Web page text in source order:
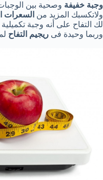
وجبة خفيفة وصحية بين
ولاتكسبك المزيد من السعرات
لك التفاح على أنه وجبة
وربما وحيدة فى ريجيم التفاح